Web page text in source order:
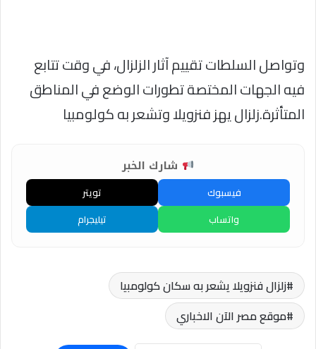
وتواصل السلطات تقييم آثار الزلزال، في وقت تتابع
فيه الجهات المختصة تطورات الوضع في المناطق
المتأثرة.زلزال يهز فنزويلا وتشعر به كولومبيا
شارك الخبر
فيسبوك
تويتر
واتساب
تيليجرام
زلزال فنزويلا يشعر به سكان كولومبيا
موقع مصر الآن الاخباري